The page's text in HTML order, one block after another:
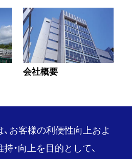
会社概要
お客様の利便性向上およ
・向上を目的として、